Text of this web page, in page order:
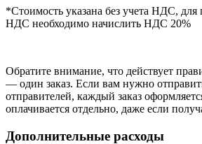
*Стоимость указана без учета НДС,
НДС необходимо начислить НДС 20%
Обратите внимание, что действует
— один заказ. Если вам нужно
отправителей, каждый заказ
оплачивается отдельно, даже если
Дополнительные расходы